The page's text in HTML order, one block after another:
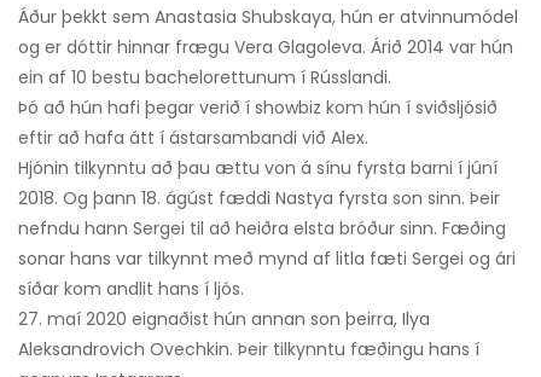
Áður þekkt sem Anastasia Shubskaya, hún er atvinnumódel
og er dóttir hinnar frægu Vera Glagoleva. Árið 2014 var hún
ein af 10 bestu bachelorettunum í Rússlandi.
Þó að hún hafi þegar verið í showbiz kom hún í sviðsljósið
eftir að hafa átt í ástarsambandi við Alex.
Hjónin tilkynntu að þau ættu von á sínu fyrsta barni í júní
2018. Og þann 18. ágúst fæddi Nastya fyrsta son sinn. Þeir
nefndu hann Sergei til að heiðra elsta bróður sinn. Fæðing
sonar hans var tilkynnt með mynd af litla fæti Sergei og ári
síðar kom andlit hans í ljós.
27. maí 2020 eignaðist hún annan son þeirra, Ilya
Aleksandrovich Ovechkin. Þeir tilkynntu fæðingu hans í